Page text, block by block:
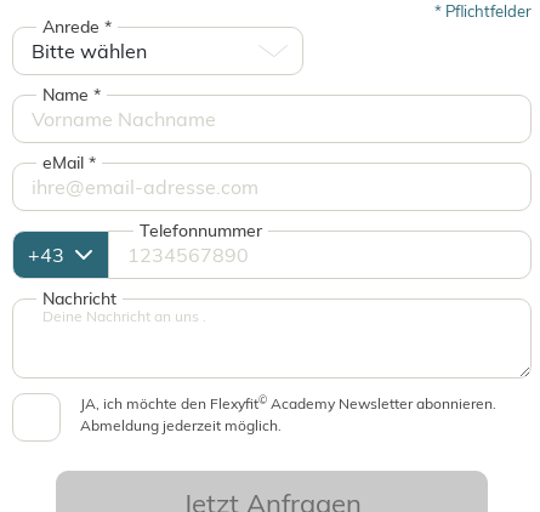
* Pflichtfelder
Anrede *
Name *
eMail *
Telefonnummer
Nachricht
JA, ich möchte den Flexyfit© Academy Newsletter abonnieren.
Abmeldung jederzeit möglich.
Jetzt Anfragen